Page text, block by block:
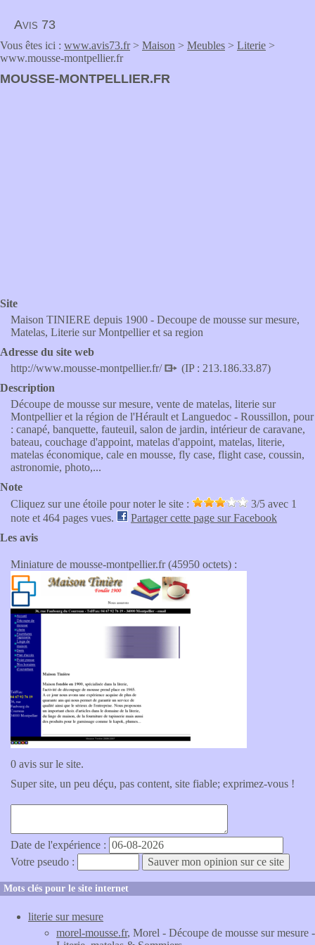
Avis 73
Vous êtes ici : www.avis73.fr> Maison > Meubles > Literie >
www.mousse-montpellier.fr
MOUSSE-MONTPELLIER.FR
Site
Maison TINIERE depuis 1900 - Decoupe de mousse sur mesure,
Matelas, Literie sur Montpellier et sa region
Adresse du site web
http://www.mousse-montpellier.fr/
(IP : 213.186.33.87)
Description
Découpe de mousse sur mesure, vente de matelas, literie sur
Montpellier et la région de l'Hérault et Languedoc - Roussillon, pour
: canapé, banquette, fauteuil, salon de jardin, intérieur de caravane,
bateau, couchage d'appoint, matelas d'appoint, matelas, literie,
matelas économique, cale en mousse, fly case, flight case, coussin,
astronomie, photo,...
Note
Cliquez sur une étoile pour noter le site :
3/5 avec 1
note et 464 pages vues.
Partager cette page sur Facebook
Les avis
Miniature de mousse-montpellier.fr (45950 octets) :
0 avis sur le site.
Super site, un peu déçu, pas content, site fiable; exprimez-vous !
Date de l'expérience :
Votre pseudo :
Mots clés pour le site internet
literie sur mesure
morel-mousse.fr, Morel - Découpe de mousse sur mesure -